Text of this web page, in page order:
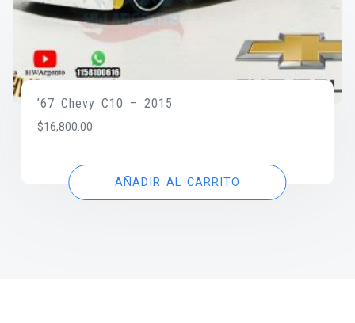
’67 Chevy C10 – 2015
$16,800.00
AÑADIR AL CARRITO